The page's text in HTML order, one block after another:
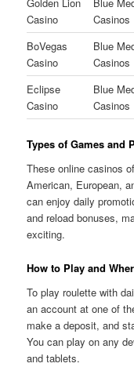
Casino
Casinos
BoVegas
Casino
Blue
Casinos
Eclipse
Casino
Blue
Casinos
Types of Games and
These online casinos
American, European,
can enjoy daily
and reload bonuses,
exciting.
How to Play and
To play roulette with
an account at one of
make a deposit, and
You can play on any
and tablets.